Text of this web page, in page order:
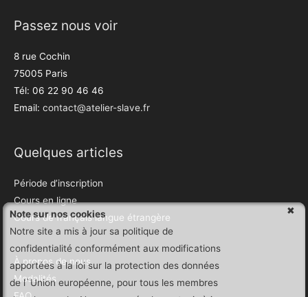
Passez nous voir
8 rue Cochin
75005 Paris
Tél: 06 22 90 46 46
Email: contact@atelier-slave.fr
Quelques articles
Période d’inscription
Cours en ligne
Cours de français langue étrangère
À propos de nous
Modalités
Note sur nos cookies
Notre site a mis à jour sa politique de
confidentialité conformément aux modifications
apportées à la loi sur la protection des données
de l`Union européenne, pour tous les membres